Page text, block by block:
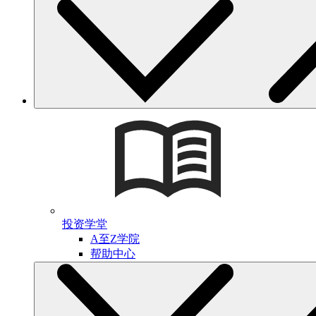
投资学堂
A至Z学院
帮助中心